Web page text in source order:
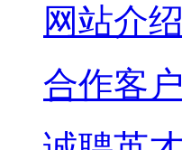
网站介绍
合作客户